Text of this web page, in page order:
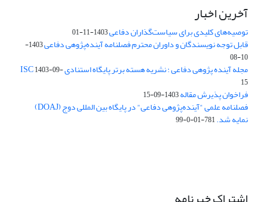
آخرین اخبار
توصیه‌های کلیدی برای سیاست‌گذاران دفاعی1403-11-01
قابل توجه نویسندگان و داوران محترم فصلنامه آینده‌پژوهی دفاعی
1403-
10-08
مجله آینده پژوهی دفاعی ؛ نشریه هسته برتر پایگاه استنادی ISC1403-09-
15
فراخوان پذیرش مقاله1403-09-15
فصلنامه علمی "آینده‌پژوهی دفاعی" در پایگاه بین المللی دوج (DOAJ)
نمایه شد.781-01-0-99